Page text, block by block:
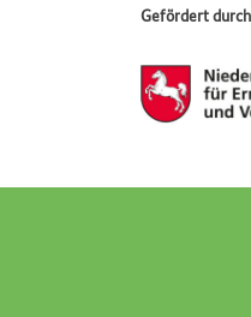
Gefördert